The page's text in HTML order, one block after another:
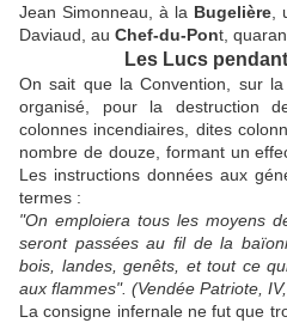
Jean Simonneau, à la Bugelière
Daviaud, au Chef-du-Pont,
Les Lucs
On sait que la Convention, sur
organisé, pour la destruction
colonnes incendiaires, dites
nombre de douze, formant un
Les instructions données aux
termes :
"On emploiera tous les moyens
seront passées au fil de la
bois, landes, genêts, et tout ce
aux flammes". (Vendée Patriote,
La consigne infernale ne fut que